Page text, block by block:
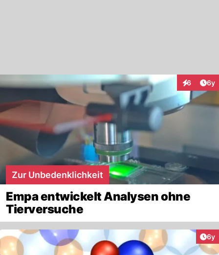
6 6y
Zur Unbedenklichkeit
Empa entwickelt Analysen ohne
Tierversuche
6y